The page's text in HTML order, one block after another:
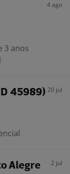
4 ago
3 anos
45989) 20 jul
Alegre
2 jul